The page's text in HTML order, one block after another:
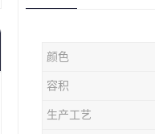
颜色
容积
生产工艺